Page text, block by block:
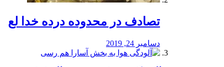
تصادف در محدوده درده خدا لع
دسامبر 24, 2019